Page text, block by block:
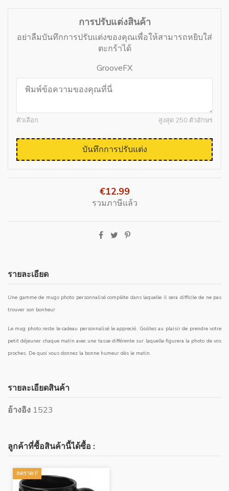
การปรับแต่งสินค้า
อย่าลืมบันทึกการปรับแต่งของคุณเพื่อให้สามารถหยิบใส่
ตะกร้าได้
GrooveFX
ตัวเลือก สูงสุด 250 ตัวอักษร
บันทึกการปรับแต่ง
€12.99
รวมภาษีแล้ว
รายละเอียด
Une gamme de mugs photo personnalisé complète dans laquelle il sera difficile de ne pas
trouver son bonheur
Le mug photo reste le cadeau personnalisé le apprecié. Goûtez au plaisir de prendre votre
petit déjeuner chaque matin avec une tasse différente sur laquelle figurera la photo de vos
proches. De quoi vous donnez la bonne humeur dès le matin.
รายละเอียดสินค้า
อ้างอิง 1523
ลูกค้าที่ซื้อสินค้านี้ได้ซื้อ :
ลดราคา!